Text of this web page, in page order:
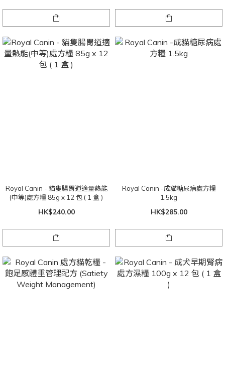
Royal Canin - 貓隻腸胃道適量熱能
(中等)處方糧 85g x 12 包 ( 1 盒 )
HK$240.00
Royal Canin -成貓糖尿病處方糧
1.5kg
HK$285.00